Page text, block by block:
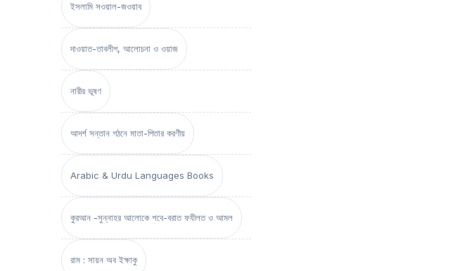
ইসলামি সওয়াল-জওয়াব
দাওয়াত-তাবলীগ, আলোচনা ও ওয়াজ
নারীর ভূষণ
আদর্শ সন্তান গঠনে মাতা-পিতার করণীয়
Arabic & Urdu Languages Books
কুরআন -সুন্নাহর আলোকে শবে-বরাত ফযীলত ও আমল
রাম : সায়ন অব ইক্ষাকু